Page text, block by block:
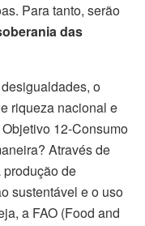
Para tanto, serão
das
o
riqueza nacional e
12-Consumo
Através de
de
sustentável e o uso
a FAO (Food and